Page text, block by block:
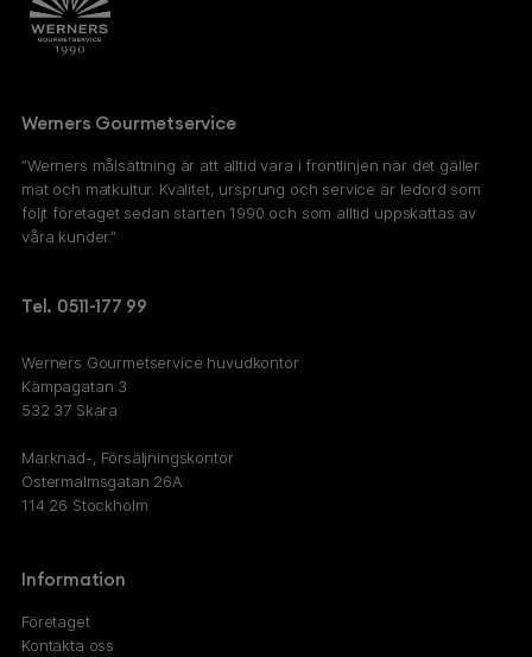
Werners Gourmetservice
”Werners målsättning är att alltid vara i frontlinjen när det gäller
mat och matkultur. Kvalitet, ursprung och service är ledord som
följt företaget sedan starten 1990 och som alltid uppskattas av
våra kunder.”
Tel. 0511-177 99
Werners Gourmetservice huvudkontor
Kämpagatan 3
532 37 Skara
Marknad-, Försäljningskontor
Östermalmsgatan 26A
114 26 Stockholm
Information
Företaget
Kontakta oss